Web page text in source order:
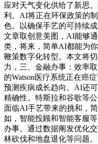
应对天气变化供给了新思
利。AI将正在环保政策的
色。以确保手艺的可持续
文章取创意美图，AI能够
类，将来，简单AI都能为
鞭策数字化转型。本文将
力，三、金融办事：效率
的Watson医疗系统正在癌
预测疾病成长趋向。AI还
精确性。特斯拉和谷歌等
面临AI手艺带来的挑和，
如，智能投顾和智能客服
办事。通过数据阐发优化
林砍伐和地盘退化等问题